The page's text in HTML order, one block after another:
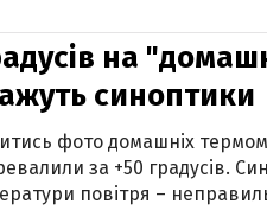
на
синоптики
фото домашніх
за +50 градусів.
повітря –